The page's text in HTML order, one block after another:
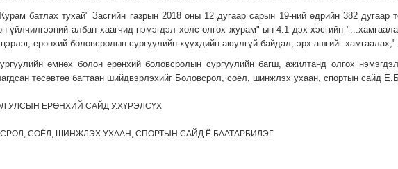
батлах тухай" Засгийн газрын 2018 оны 12 дугаар сарын 19-ний өдрийн 382 дугаар
үйлчилгээний албан хаагчид нэмэгдэл хөлс олгох журам"-ын 4.1 дэх хэсгийн
ерөнхий боловсролын сургуулийн хүүхдийн аюулгүй байдал, эрх ашгийг хамгаалах;"
өмнөх болон ерөнхий боловсролын сургуулийн багш, ажилтанд олгох
төсөвтөө багтаан шийдвэрлэхийг Боловсрол, соёл, шинжлэх ухаан, спортын сайд
УЛСЫН ЕРӨНХИЙ САЙД У.ХҮРЭЛСҮХ
СОЁЛ, ШИНЖЛЭХ УХААН, СПОРТЫН САЙД Ё.БААТАРБИЛЭГ